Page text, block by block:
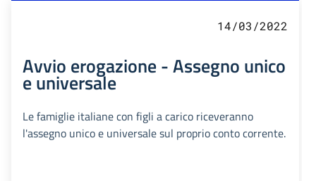
14/03/2022
Avvio erogazione - Assegno unico
e universale
Le famiglie italiane con figli a carico riceveranno
l'assegno unico e universale sul proprio conto corrente.